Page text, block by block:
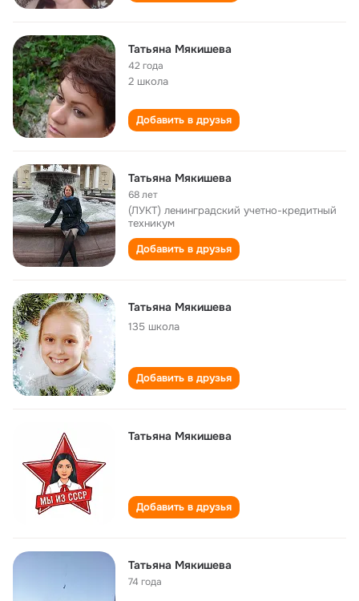
Татьяна Мякишева
42 года
2 школа
Добавить в друзья
Татьяна Мякишева
68 лет
(ЛУКТ) ленинградский учетно-кредитный
техникум
Добавить в друзья
Татьяна Мякишева
135 школа
Добавить в друзья
Татьяна Мякишева
Добавить в друзья
Татьяна Мякишева
74 года